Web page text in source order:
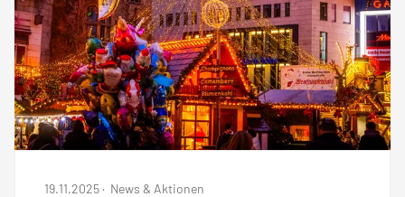
19.11.2025 · News & Aktionen